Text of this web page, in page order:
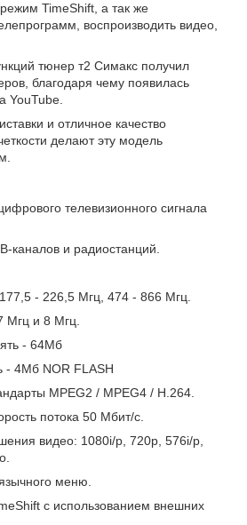
TimeShift, а так же
воспроизводить видео,
тюнер т2 Симакс получил
благодаря чему появилась
YouTube.
и отличное качество
делают эту модель
телевизионного сигнала
каналов и радиостанций.
- 226,5 Мгц, 474 - 866 Мгц.
Мгц и 8 Мгц.
- 64Мб
- 4Мб NOR FLASH
MPEG2 / MPEG4 / H.264.
потока 50 Мбит/с.
видео: 1080i/p, 720p, 576i/p,
меню.
с использованием внешних